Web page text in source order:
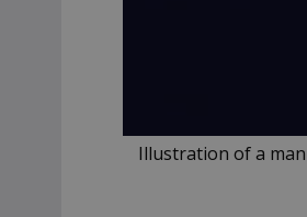
Illustration of a